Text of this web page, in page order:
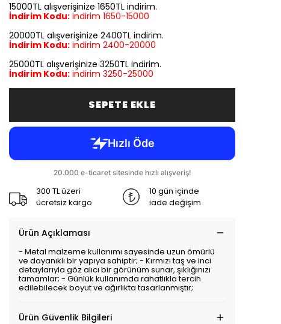
15000TL alışverişinize 1650TL indirim.
İndirim Kodu: indirim 1650-15000
20000TL alışverişinize 2400TL indirim.
İndirim Kodu: indirim 2400-20000
25000TL alışverişinize 3250TL indirim.
İndirim Kodu: indirim 3250-25000
SEPETE EKLE
300 TL üzeri
ücretsiz kargo
10 gün içinde
iade değişim
Ürün Açıklaması
- Metal malzeme kullanımı sayesinde uzun ömürlü
ve dayanıklı bir yapıya sahiptir; - Kırmızı taş ve inci
detaylarıyla göz alıcı bir görünüm sunar, şıklığınızı
tamamlar; - Günlük kullanımda rahatlıkla tercih
edilebilecek boyut ve ağırlıkta tasarlanmıştır;
Ürün Güvenlik Bilgileri